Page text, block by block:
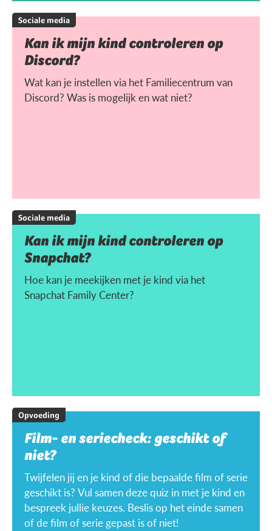
Sociale media
Kan ik mijn kind controleren op
Discord?
Wat kan je instellen via het Familiecentrum van
Discord? Was is mogelijk en wat niet?
Sociale media
Kan ik mijn kind controleren op
Snapchat?
Hoe kan je meekijken met je kind via het
Snapchat Family Center?
Opvoeding
Film- en seriecheck: geschikt of
niet?
Twijfelen jij en je kind of die bepaalde film of serie
geschikt is? Vul samen deze quiz in met je kind en
bespreek jullie keuzes. Beslis op het einde samen
of de film of serie gepast is of niet!